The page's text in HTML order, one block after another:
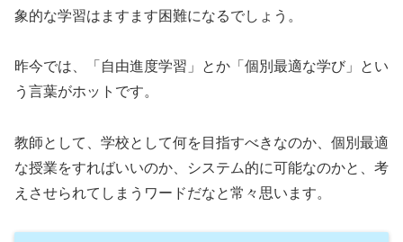
象的な学習はますます困難になるでしょう。
昨今では、「自由進度学習」とか「個別最適な学び」とい
う言葉がホットです。
教師として、学校として何を目指すべきなのか、個別最適
な授業をすればいいのか、システム的に可能なのかと、考
えさせられてしまうワードだなと常々思います。